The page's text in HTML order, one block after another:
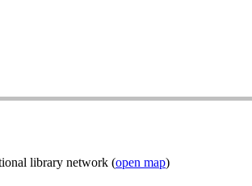
library network (open map)